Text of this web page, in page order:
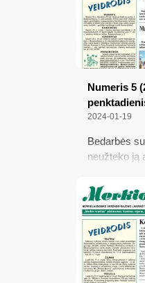
Numeris 5
2024-01-19
Bedarbės
neužteko ją
Dzūkijos
ketinimus
skerdyklą;
ir ne
(praktinis